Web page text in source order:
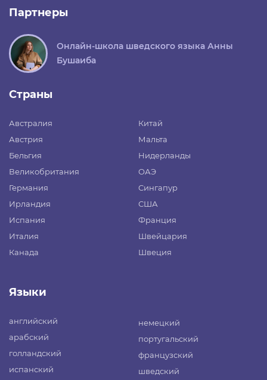
Партнеры
Онлайн-школа шведского языка Анны
Бушаиба
Страны
Австралия
Австрия
Бельгия
Великобритания
Германия
Ирландия
Испания
Италия
Канада
Китай
Мальта
Нидерланды
ОАЭ
Сингапур
США
Франция
Швейцария
Швеция
Языки
английский
арабский
голландский
испанский
немецкий
португальский
французский
шведский